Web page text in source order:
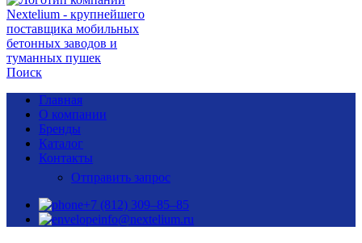
Поиск
Главная
О компании
Бренды
Каталог
Контакты
Отправить запрос
+7 (812) 309–85–85
info@nextelium.ru